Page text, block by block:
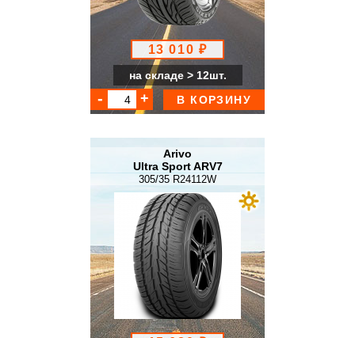
13 010 ₽
на складе > 12шт.
В КОРЗИНУ
Arivo
Ultra Sport ARV7
305/35 R24112W